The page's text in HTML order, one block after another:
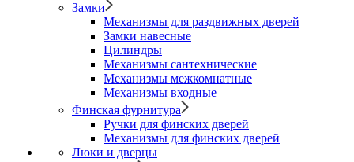
Замки
Механизмы для раздвижных дверей
Замки навесные
Цилиндры
Механизмы сантехнические
Механизмы межкомнатные
Механизмы входные
Финская фурнитура
Ручки для финских дверей
Механизмы для финских дверей
Люки и дверцы